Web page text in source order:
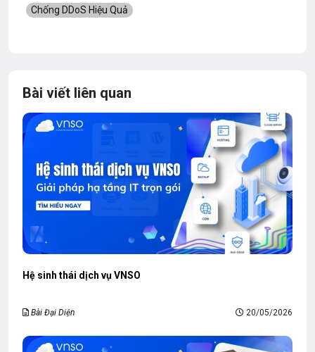
Chống DDoS Hiệu Quả
Bài viết liên quan
Hệ sinh thái dịch vụ VNSO
Bài Đại Diện 20/05/2026